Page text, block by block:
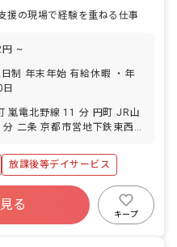
援の現場で経験を重ねる仕事
円 ~
制 年末年始 有給休暇 ・年
嵐電北野線 11 分 円町 JR山
二条 京都市営地下鉄東西線
衣笠キャンパス前 嵐電北野線
放課後等デイサービス
る
キープ